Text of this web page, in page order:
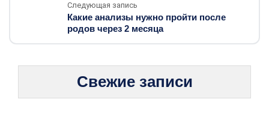
Следующая запись
Какие анализы нужно пройти после
родов через 2 месяца
Свежие записи